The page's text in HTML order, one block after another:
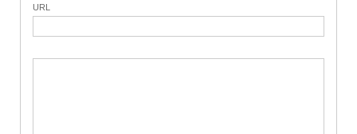
URL